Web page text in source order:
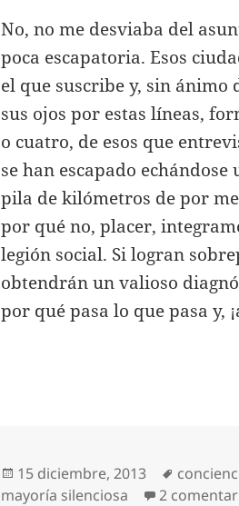
No, no me desviaba del
poca escapatoria. Esos
el que suscribe y, sin ánimo
sus ojos por estas líneas,
o cuatro, de esos que
se han escapado
pila de kilómetros de por
por qué no, placer,
legión social. Si logran
obtendrán un valioso
por qué pasa lo que pasa y,
Publicado
el
15 diciembre, 2013
mayoría silenciosa
2